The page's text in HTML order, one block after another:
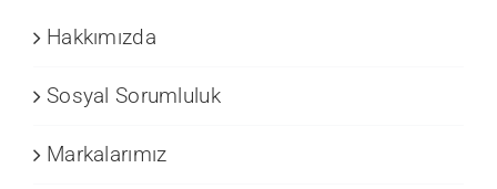
Hakkımızda
Sosyal Sorumluluk
Markalarımız